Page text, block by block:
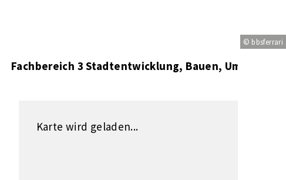
© bbsferrari
Fachbereich 3 Stadtentwicklung, Bauen, Umwelt
Karte wird geladen...